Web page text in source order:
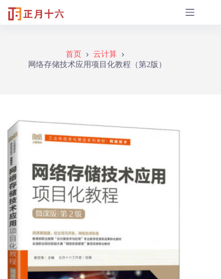
首页
云计算
网络存储技术应用项目化教程（第2版）